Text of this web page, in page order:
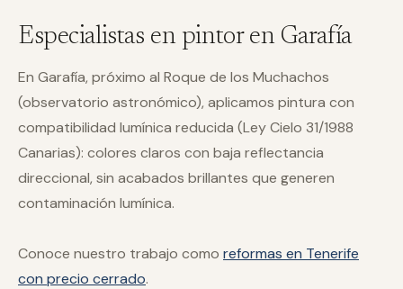
Especialistas en pintor en Garafía
En Garafía, próximo al Roque de los Muchachos
(observatorio astronómico), aplicamos pintura con
compatibilidad lumínica reducida (Ley Cielo 31/1988
Canarias): colores claros con baja reflectancia
direccional, sin acabados brillantes que generen
contaminación lumínica.
Conoce nuestro trabajo como reformas en Tenerife
con precio cerrado.